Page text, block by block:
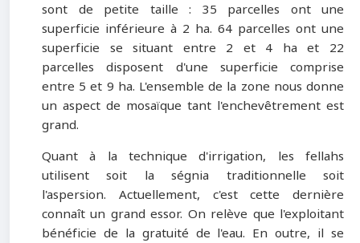
sont de petite taille : 35 parcelles ont une
superficie inférieure à 2 ha. 64 parcelles ont une
superficie se situant entre 2 et 4 ha et 22
parcelles disposent d'une superficie comprise
entre 5 et 9 ha. L'ensemble de la zone nous donne
un aspect de mosaïque tant l'enchevêtrement est
grand.
Quant à la technique d'irrigation, les fellahs
utilisent soit la ségnia traditionnelle soit
l'aspersion. Actuellement, c'est cette dernière
connaît un grand essor. On relève que l'exploitant
bénéficie de la gratuité de l'eau. En outre, il se